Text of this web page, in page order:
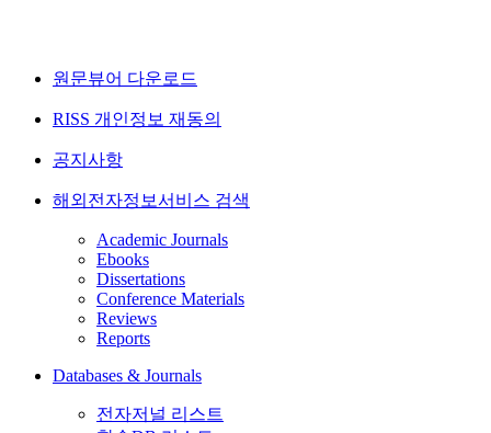
원문뷰어 다운로드
RISS 개인정보 재동의
공지사항
해외전자정보서비스 검색
Academic Journals
Ebooks
Dissertations
Conference Materials
Reviews
Reports
Databases & Journals
전자저널 리스트